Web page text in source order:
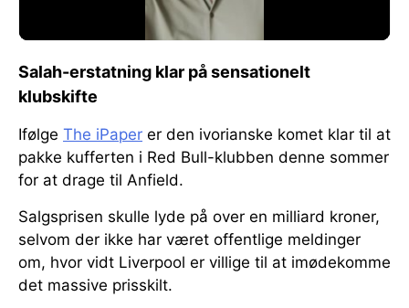
Salah-erstatning klar på sensationelt
klubskifte
Ifølge The iPaper er den ivorianske komet klar til at
pakke kufferten i Red Bull-klubben denne sommer
for at drage til Anfield.
Salgsprisen skulle lyde på over en milliard kroner,
selvom der ikke har været offentlige meldinger
om, hvor vidt Liverpool er villige til at imødekomme
det massive prisskilt.